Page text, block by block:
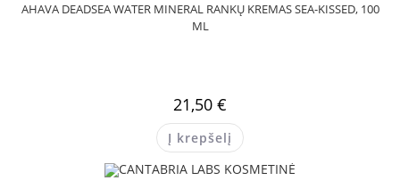
AHAVA DEADSEA WATER MINERAL RANKŲ KREMAS SEA-KISSED, 100
ML
21,50 €
Į krepšelį